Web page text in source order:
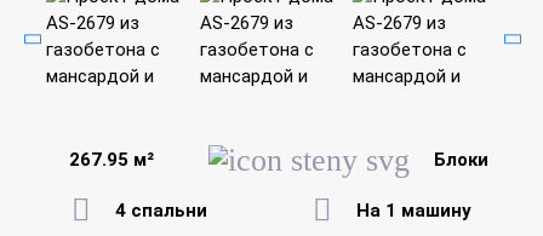
267.95 м² Блоки
4 спальни На 1 машину